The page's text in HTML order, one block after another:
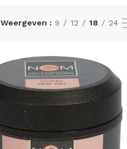
Weergeven 9 12 18 24